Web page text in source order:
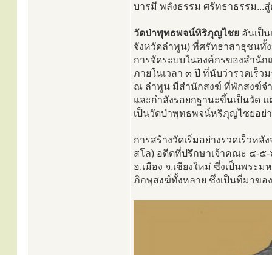
บารมี พลังธรรม ศรัทธาธรรม
วัดป่าพุทธพจน์หิริภุญไชย อันเป็
จังหวัดลำพูน) ที่ศรัทธาสาธุชนทั้
การจัดระบบในองค์กรของสำนั
ภายในเวลา ๓ ปี ที่นับว่ารวดเร็
ณ ลำพูน มีสำนักสงฆ์ ที่พักสงฆ์จ
และกำลังรอยกฐานะขึ้นเป็นวัด
เป็นวัดป่าพุทธพจน์หริภุญไชยอย่
การสร้างวัดเริ่มอย่างรวดเร็ว
สโล) อดีตที่ปรึกษาเจ้าคณะ ๔-๕-
อ.เมือง จ.เชียงใหม่ ซึ่งเป็นพระ
ภิกษุสงฆ์ทั้งหลาย ซึ่งเป็นที่มาขอ